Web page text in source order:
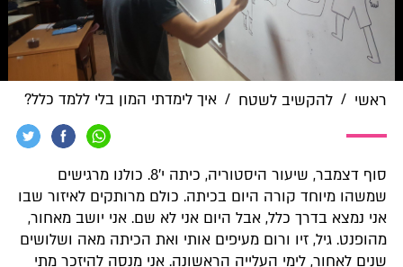
ראשי / להקשיב לשטח / איך לימדתי המון בלי ללמד כלל?
סוף דצמבר, שיעור היסטוריה, כיתה י'8. כולנו מרגישים
שמשהו מיוחד קורה היום בכיתה. כולם מרותקים לאיזור שבו
אני נמצא בדרך כלל, אבל היום אני לא שם. אני יושב מאחור,
מהופנט. גיל, זיו ורום מעיפים אותי ואת הכיתה מאה ושלושים
שנים לאחור, לימי העלייה הראשונה. אני מנסה להיזכר מתי